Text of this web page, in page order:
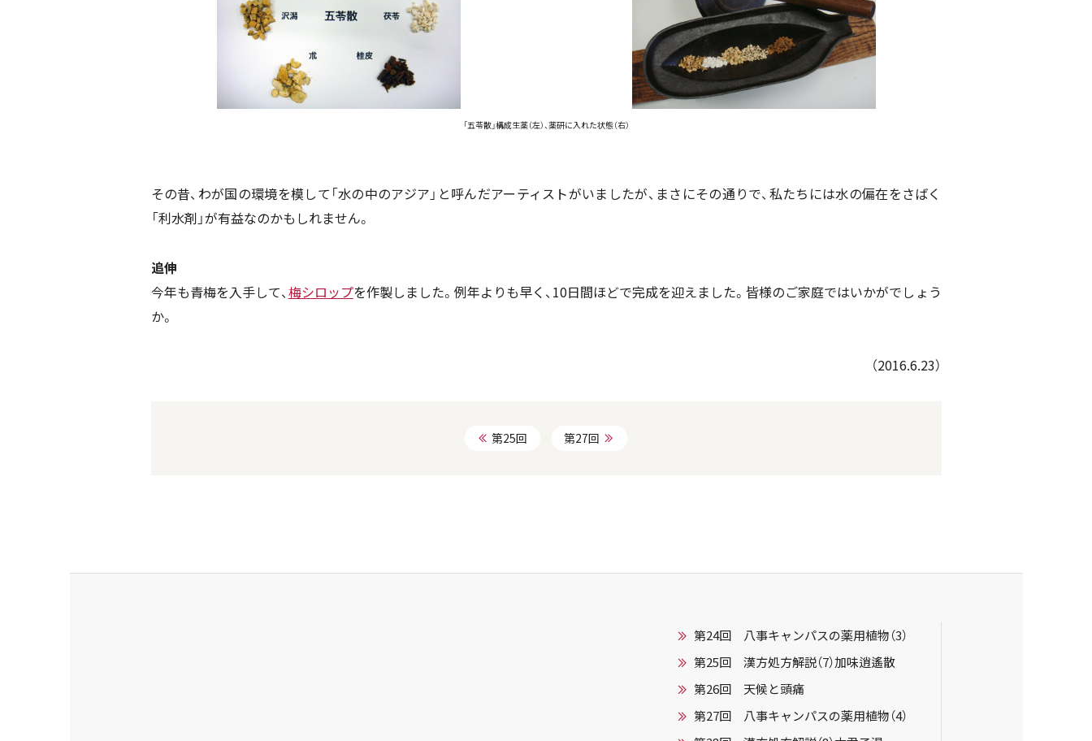
「五苓散」構成生薬（左）、薬研に入れた状態（右）
その昔、わが国の環境を模して「水の中のアジア」と呼んだアーティストがいましたが、まさにその通りで、私たちには水の偏在をさばく
「利水剤」が有益なのかもしれません。
追伸
今年も青梅を入手して、 梅シロップを作製しました。例年よりも早く、10日間ほどで完成を迎えました。皆様のご家庭ではいかがでしょう
か。
（2016.6.23）
第25回 第27回
第24回 八事キャンパスの薬用植物（3）
第25回 漢方処方解説（7）加味逍遙散
第26回 天候と頭痛
第27回 八事キャンパスの薬用植物（4）